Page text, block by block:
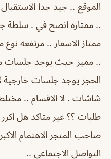
الموقع .. جيد جدا
.. ممتازه انصح في . سلطة
ممتاز الاسعار .. مرتفعه نوع
.. مميز حيث يوجد جلسات
الحجز يوجد جلسات خارجية
شاشات . لا الاقسام ..
طلبات ؟؟ غير متاكد هل اكرر
صاحب المتجر الاهتمام
التواصل الاجتماعي ..